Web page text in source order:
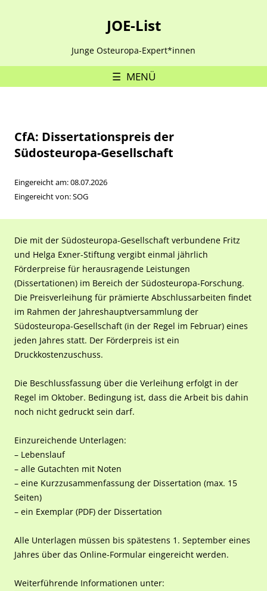
JOE-List
Junge Osteuropa-Expert*innen
MENÜ
CfA: Dissertationspreis der
Südosteuropa-Gesellschaft
Eingereicht am: 08.07.2026
Eingereicht von: SOG
Die mit der Südosteuropa-Gesellschaft verbundene Fritz
und Helga Exner-Stiftung vergibt einmal jährlich
Förderpreise für herausragende Leistungen
(Dissertationen) im Bereich der Südosteuropa-Forschung.
Die Preisverleihung für prämierte Abschlussarbeiten findet
im Rahmen der Jahreshauptversammlung der
Südosteuropa-Gesellschaft (in der Regel im Februar) eines
jeden Jahres statt. Der Förderpreis ist ein
Druckkostenzuschuss.
Die Beschlussfassung über die Verleihung erfolgt in der
Regel im Oktober. Bedingung ist, dass die Arbeit bis dahin
noch nicht gedruckt sein darf.
Einzureichende Unterlagen:
– Lebenslauf
– alle Gutachten mit Noten
– eine Kurzzusammenfassung der Dissertation (max. 15
Seiten)
– ein Exemplar (PDF) der Dissertation
Alle Unterlagen müssen bis spätestens 1. September eines
Jahres über das Online-Formular eingereicht werden.
Weiterführende Informationen unter: